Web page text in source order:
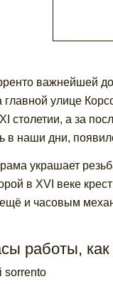
важнейшей
главной улице
столетии, а за
в наши дни,
украшает
в XVI веке
и часовым
работы, как
sorrento